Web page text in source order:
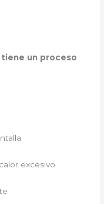
tiene un proceso
excesivo